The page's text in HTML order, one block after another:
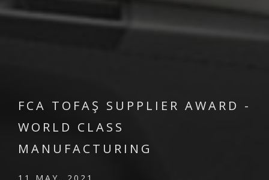
FCA TOFAŞ SUPPLIER AWARD -
WORLD CLASS
MANUFACTURING